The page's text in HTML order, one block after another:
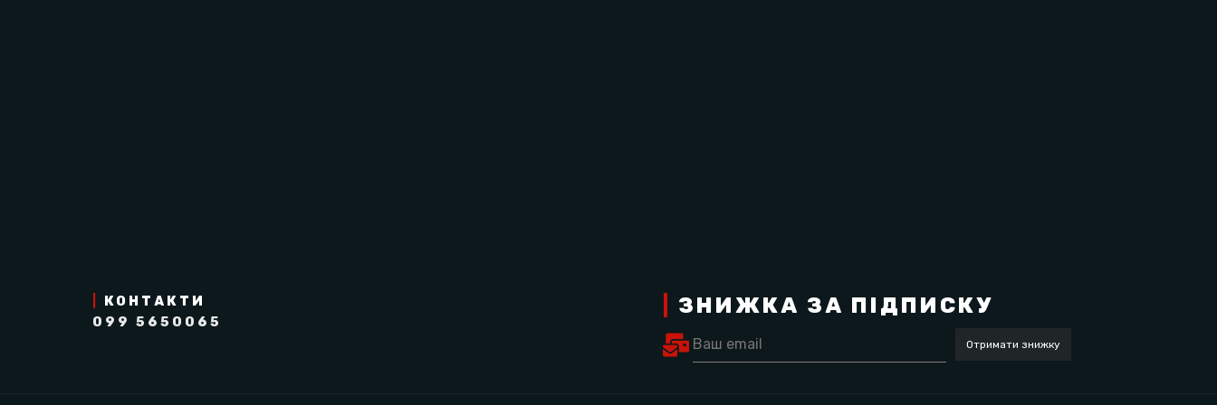
КОНТАКТИ
099 5650065
ЗНИЖКА ЗА ПІДПИСКУ
Отримати знижку